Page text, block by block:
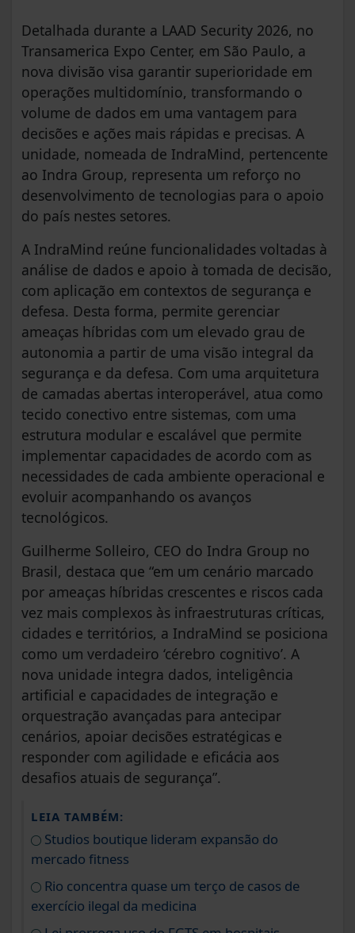
Detalhada durante a LAAD Security 2026, no
Transamerica Expo Center, em São Paulo, a
nova divisão visa garantir superioridade em
operações multidomínio, transformando o
volume de dados em uma vantagem para
decisões e ações mais rápidas e precisas. A
unidade, nomeada de IndraMind, pertencente
ao Indra Group, representa um reforço no
desenvolvimento de tecnologias para o apoio
do país nestes setores.
A IndraMind reúne funcionalidades voltadas à
análise de dados e apoio à tomada de decisão,
com aplicação em contextos de segurança e
defesa. Desta forma, permite gerenciar
ameaças híbridas com um elevado grau de
autonomia a partir de uma visão integral da
segurança e da defesa. Com uma arquitetura
de camadas abertas interoperável, atua como
tecido conectivo entre sistemas, com uma
estrutura modular e escalável que permite
implementar capacidades de acordo com as
necessidades de cada ambiente operacional e
evoluir acompanhando os avanços
tecnológicos.
Guilherme Solleiro, CEO do Indra Group no
Brasil, destaca que “em um cenário marcado
por ameaças híbridas crescentes e riscos cada
vez mais complexos às infraestruturas críticas,
cidades e territórios, a IndraMind se posiciona
como um verdadeiro ‘cérebro cognitivo’. A
nova unidade integra dados, inteligência
artificial e capacidades de integração e
orquestração avançadas para antecipar
cenários, apoiar decisões estratégicas e
responder com agilidade e eficácia aos
desafios atuais de segurança”.
LEIA TAMBÉM:
Studios boutique lideram expansão do
mercado fitness
Rio concentra quase um terço de casos de
exercício ilegal da medicina